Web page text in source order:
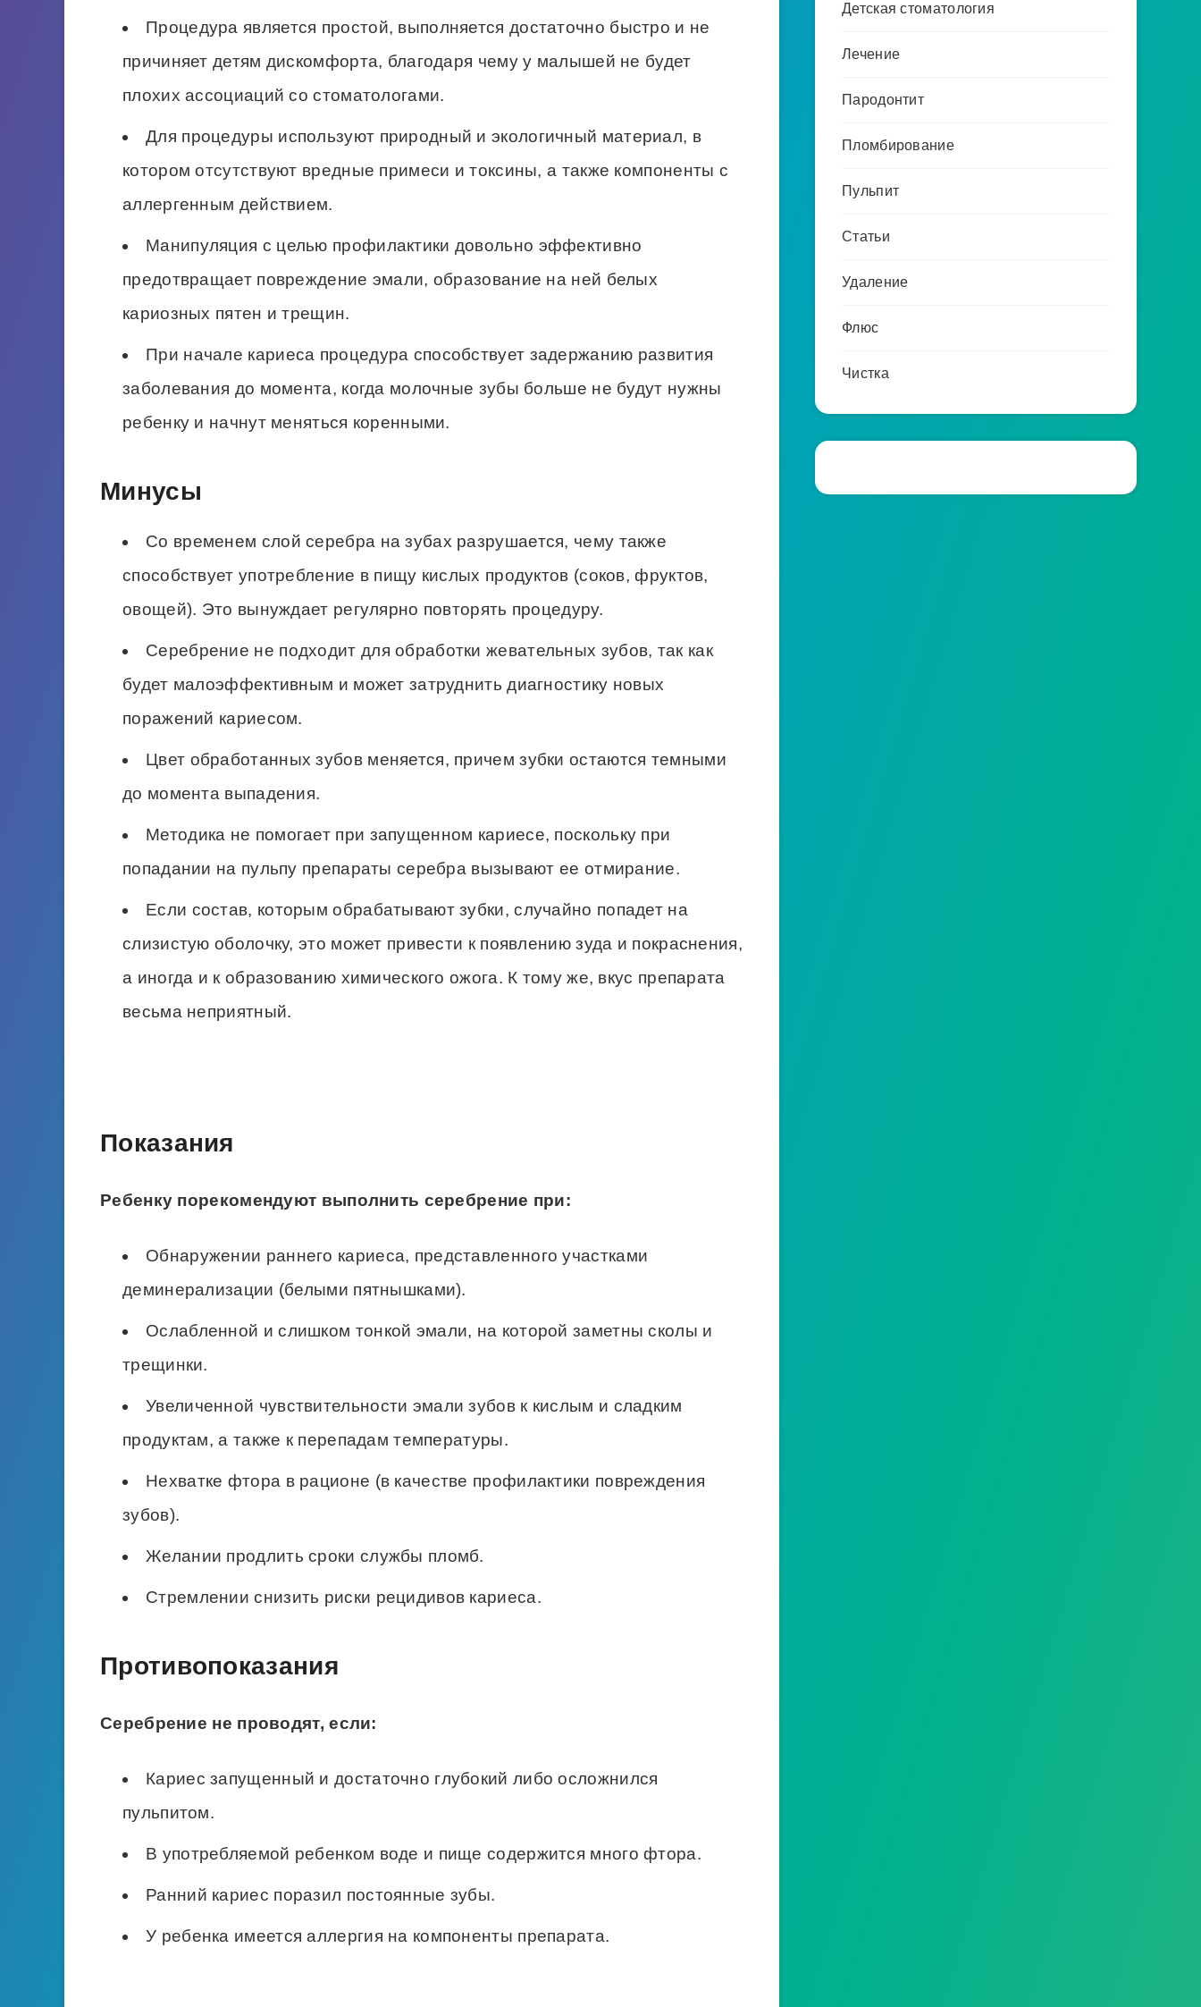
Процедура является простой, выполняется достаточно быстро и не
причиняет детям дискомфорта, благодаря чему у малышей не будет
плохих ассоциаций со стоматологами.
Для процедуры используют природный и экологичный материал, в
котором отсутствуют вредные примеси и токсины, а также компоненты с
аллергенным действием.
Манипуляция с целью профилактики довольно эффективно
предотвращает повреждение эмали, образование на ней белых
кариозных пятен и трещин.
При начале кариеса процедура способствует задержанию развития
заболевания до момента, когда молочные зубы больше не будут нужны
ребенку и начнут меняться коренными.
Минусы
Со временем слой серебра на зубах разрушается, чему также
способствует употребление в пищу кислых продуктов (соков, фруктов,
овощей). Это вынуждает регулярно повторять процедуру.
Серебрение не подходит для обработки жевательных зубов, так как
будет малоэффективным и может затруднить диагностику новых
поражений кариесом.
Цвет обработанных зубов меняется, причем зубки остаются темными
до момента выпадения.
Методика не помогает при запущенном кариесе, поскольку при
попадании на пульпу препараты серебра вызывают ее отмирание.
Если состав, которым обрабатывают зубки, случайно попадет на
слизистую оболочку, это может привести к появлению зуда и покраснения,
а иногда и к образованию химического ожога. К тому же, вкус препарата
весьма неприятный.
Показания
Ребенку порекомендуют выполнить серебрение при:
Обнаружении раннего кариеса, представленного участками
деминерализации (белыми пятнышками).
Ослабленной и слишком тонкой эмали, на которой заметны сколы и
трещинки.
Увеличенной чувствительности эмали зубов к кислым и сладким
продуктам, а также к перепадам температуры.
Нехватке фтора в рационе (в качестве профилактики повреждения
зубов).
Желании продлить сроки службы пломб.
Стремлении снизить риски рецидивов кариеса.
Противопоказания
Серебрение не проводят, если:
Кариес запущенный и достаточно глубокий либо осложнился
пульпитом.
В употребляемой ребенком воде и пище содержится много фтора.
Ранний кариес поразил постоянные зубы.
У ребенка имеется аллергия на компоненты препарата.
Детская стоматология
Лечение
Пародонтит
Пломбирование
Пульпит
Статьи
Удаление
Флюс
Чистка